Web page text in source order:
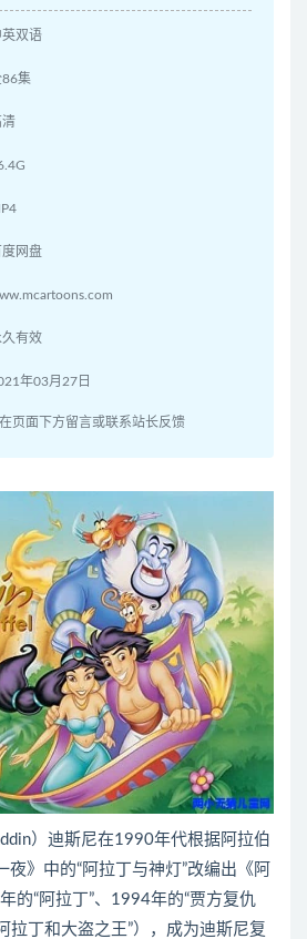
英双语
86集
清
度网盘
久有效
年03月27日
页面下方留言或联系站长反馈
）迪斯尼在1990年代根据阿拉伯
》中的“阿拉丁与神灯”改编出《阿
的“阿拉丁”、1994年的“贾方复仇
拉丁和大盗之王”），成为迪斯尼复